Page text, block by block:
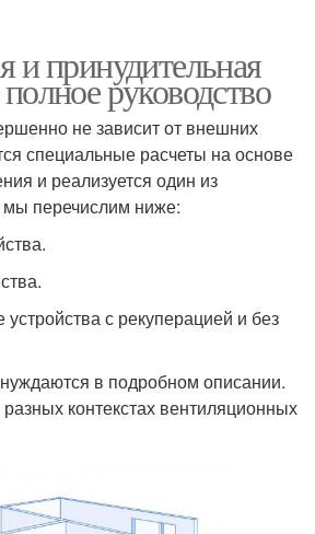
и принудительная
руководство
не зависит от внешних
специальные расчеты на основе
и реализуется один из
перечислим ниже:
с рекуперацией и без
в подробном описании.
контекстах вентиляционных